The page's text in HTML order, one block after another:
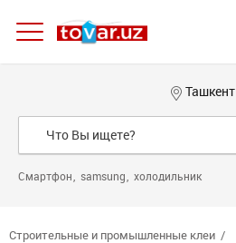
Ташкент
Смартфон samsung холодильник
Строительные и промышленные клеи